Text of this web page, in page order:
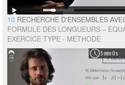
10 RECHERCHE D'ENSEMBLES
FORMULE DES LONGUEURS –
EXERCICE TYPE - METHODE
5 min 0 s